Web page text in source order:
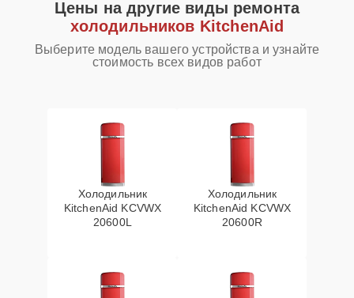
Цены на другие виды ремонта
холодильников KitchenAid
Выберите модель вашего устройства и узнайте
стоимость всех видов работ
Холодильник
KitchenAid KCVWX
20600L
Холодильник
KitchenAid KCVWX
20600R